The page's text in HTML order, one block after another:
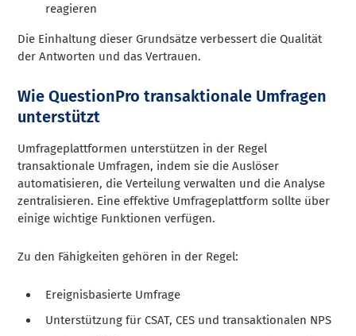
reagieren
Die Einhaltung dieser Grundsätze verbessert die Qualität
der Antworten und das Vertrauen.
Wie QuestionPro transaktionale Umfragen
unterstützt
Umfrageplattformen unterstützen in der Regel
transaktionale Umfragen, indem sie die Auslöser
automatisieren, die Verteilung verwalten und die Analyse
zentralisieren. Eine effektive Umfrageplattform sollte über
einige wichtige Funktionen verfügen.
Zu den Fähigkeiten gehören in der Regel:
Ereignisbasierte Umfrage
Unterstützung für CSAT, CES und transaktionalen NPS